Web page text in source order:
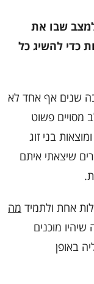
שבו את
כדי להשיג כל
שנים אף אחד לא
פשוט
בני זוג
שיצאתי איתם
אחת ולתמיד מה
מוכנים
באופן